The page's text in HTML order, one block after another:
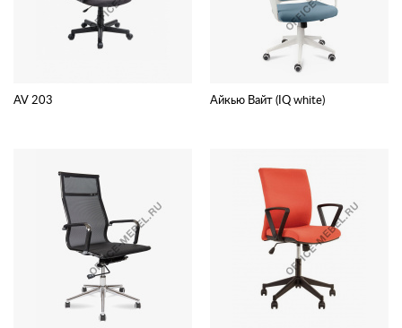
AV 203 Айкью Вайт (IQ white)